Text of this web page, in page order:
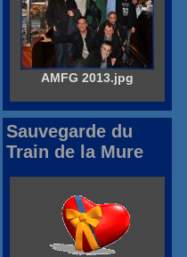
AMFG 2013.jpg
Sauvegarde du
Train de la Mure